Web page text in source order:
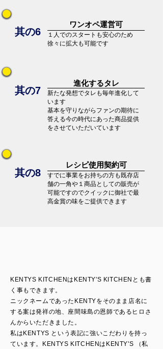
​其の6
ワンオペ運営可
１人でのスタートも安心のため
徐々に拡大も可能です
​其の7
進化するタレ
新たな発想でタレも毎年進化して
います
​基本を守りながらファンの期待に
答える今の時代にあった商品提供
をさせていただいています
​其の8
レシピ使用契約可
すでに事業をお持ちの方も既存店
舗の一角や１商品としての販売が
可能ですのでクイックに御社で​最
高金賞の味をご提供できます
KENTYS KITCHENはKENTY'S KITCHENとも書
く事もできます。
ニックネームであったKENTYをそのまま店名に
する案は発祥の地、座間味島の恩師であるヒロさ
んからいただきました。
私はKENTYS という表記に強いこだわりを持っ
ています。KENTYS KITCHENはKENTY'S （私